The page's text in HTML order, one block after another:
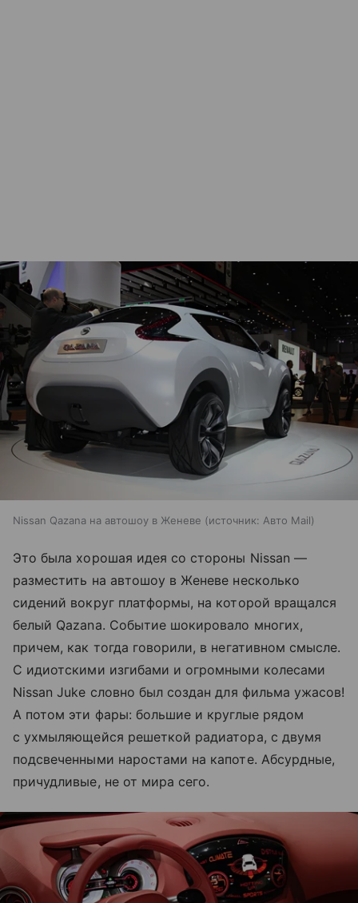
Nissan Qazana на автошоу в Женеве источник: Авто Mail
Это была хорошая идея со стороны Nissan —
разместить на автошоу в Женеве несколько
сидений вокруг платформы, на которой вращался
белый Qazana. Событие шокировало многих,
причем, как тогда говорили, в негативном смысле.
С идиотскими изгибами и огромными колесами
Nissan Juke словно был создан для фильма ужасов!
А потом эти фары: большие и круглые рядом
с ухмыляющейся решеткой радиатора, с двумя
подсвеченными наростами на капоте. Абсурдные,
причудливые, не от мира сего.